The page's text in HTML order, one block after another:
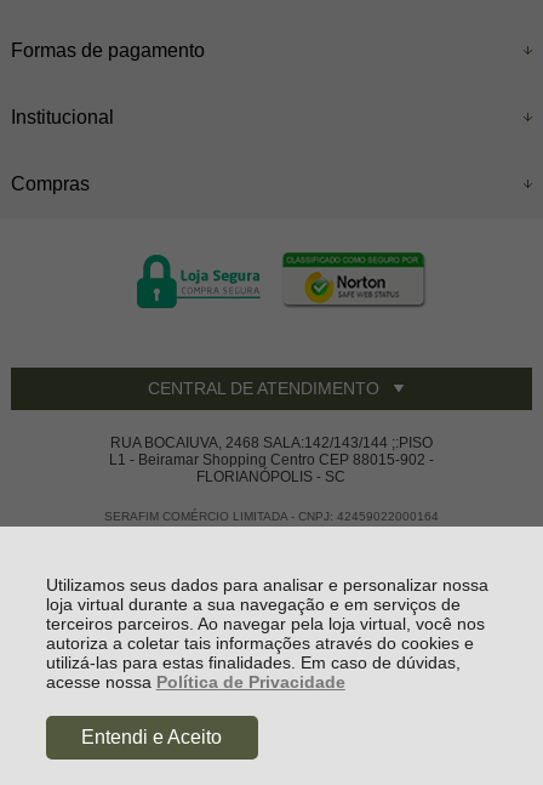
Utilizamos seus dados para analisar e personalizar nossa
loja virtual durante a sua navegação e em serviços de
terceiros parceiros. Ao navegar pela loja virtual, você nos
autoriza a coletar tais informações através do cookies e
utilizá-las para estas finalidades. Em caso de dúvidas,
acesse nossa Política de Privacidade
Entendi e Aceito
Formas de pagamento
Institucional
Compras
CENTRAL DE ATENDIMENTO
RUA BOCAIUVA, 2468 SALA:142/143/144 ;:PISO
L1 - Beiramar Shopping Centro CEP 88015-902 -
FLORIANÓPOLIS - SC
SERAFIM COMÉRCIO LIMITADA - CNPJ: 42459022000164